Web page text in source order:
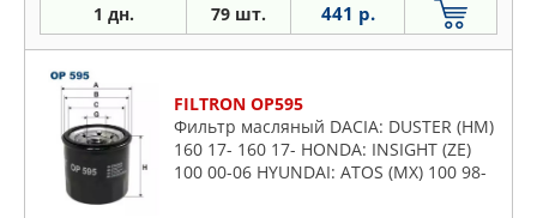
1 дн. 79 шт. 441 р.
FILTRON OP595
Фильтр масляный DACIA: DUSTER (HM)
160 17- 160 17- HONDA: INSIGHT (ZE)
100 00-06 HYUNDAI: ATOS (MX) 100 98-